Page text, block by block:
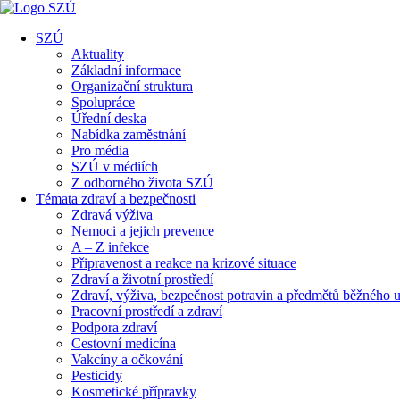
SZÚ
Aktuality
Základní informace
Organizační struktura
Spolupráce
Úřední deska
Nabídka zaměstnání
Pro média
SZÚ v médiích
Z odborného života SZÚ
Témata zdraví a bezpečnosti
Zdravá výživa
Nemoci a jejich prevence
A – Z infekce
Připravenost a reakce na krizové situace
Zdraví a životní prostředí
Zdraví, výživa, bezpečnost potravin a předmětů běžného
Pracovní prostředí a zdraví
Podpora zdraví
Cestovní medicína
Vakcíny a očkování
Pesticidy
Kosmetické přípravky